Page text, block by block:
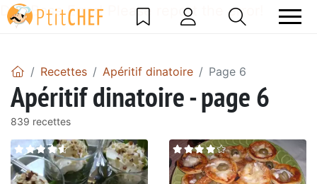
DataBase Error! Please report the error!
Recettes Apéritif dinatoire Page 6
Apéritif dinatoire - page 6
839 recettes